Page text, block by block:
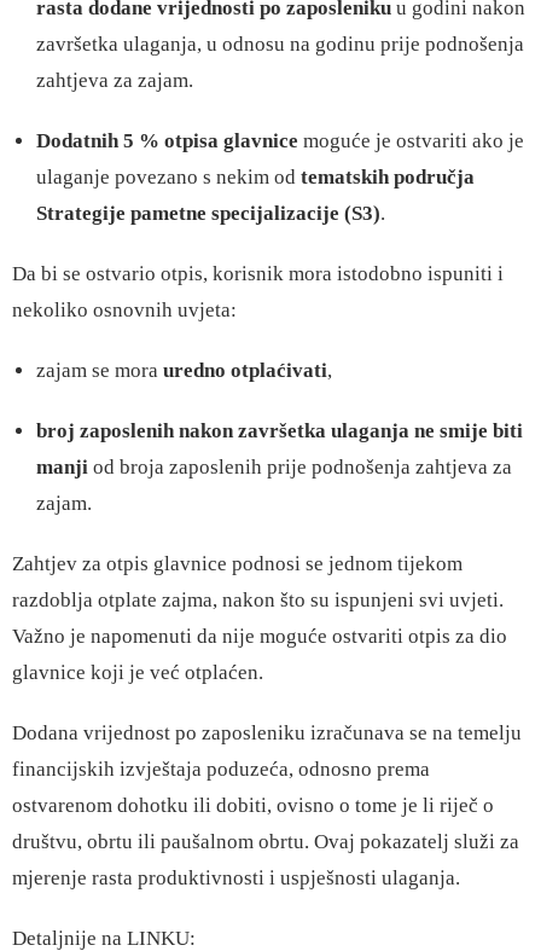
rasta dodane vrijednosti po zaposleniku u godini nakon
završetka ulaganja, u odnosu na godinu prije podnošenja
zahtjeva za zajam.
Dodatnih 5 % otpisa glavnice moguće je ostvariti ako je
ulaganje povezano s nekim od tematskih područja
Strategije pametne specijalizacije (S3).
Da bi se ostvario otpis, korisnik mora istodobno ispuniti i
nekoliko osnovnih uvjeta:
zajam se mora uredno otplaćivati,
broj zaposlenih nakon završetka ulaganja ne smije biti
manji od broja zaposlenih prije podnošenja zahtjeva za
zajam.
Zahtjev za otpis glavnice podnosi se jednom tijekom
razdoblja otplate zajma, nakon što su ispunjeni svi uvjeti.
Važno je napomenuti da nije moguće ostvariti otpis za dio
glavnice koji je već otplaćen.
Dodana vrijednost po zaposleniku izračunava se na temelju
financijskih izvještaja poduzeća, odnosno prema
ostvarenom dohotku ili dobiti, ovisno o tome je li riječ o
društvu, obrtu ili paušalnom obrtu. Ovaj pokazatelj služi za
mjerenje rasta produktivnosti i uspješnosti ulaganja.
Detaljnije na LINKU: